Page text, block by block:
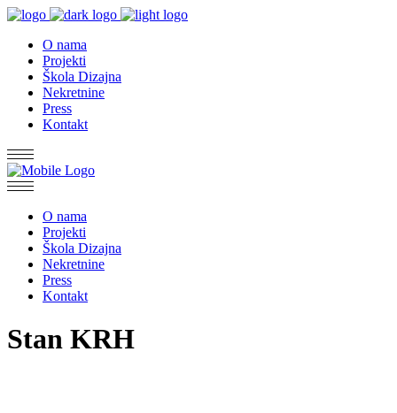
O nama
Projekti
Škola Dizajna
Nekretnine
Press
Kontakt
O nama
Projekti
Škola Dizajna
Nekretnine
Press
Kontakt
Stan KRH